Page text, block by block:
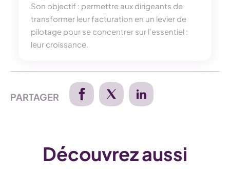
Son objectif : permettre aux dirigeants de
transformer leur facturation en un levier de
pilotage pour se concentrer sur l'essentiel :
leur croissance.
PARTAGER
Découvrez aussi